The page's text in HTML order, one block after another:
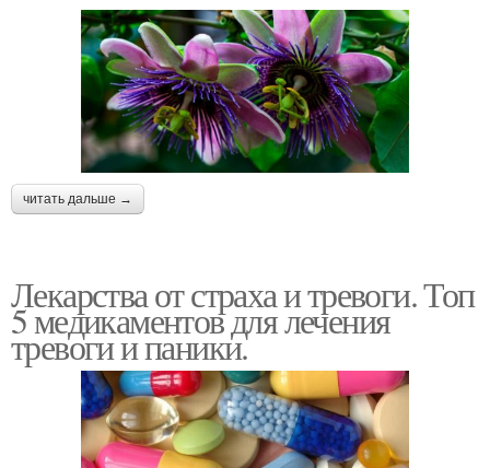
читать дальше →
Лекарства от страха и тревоги. Топ
5 медикаментов для лечения
тревоги и паники.